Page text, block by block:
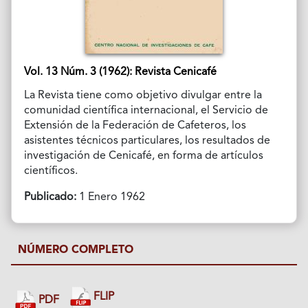
Vol. 13 Núm. 3 (1962): Revista Cenicafé
La Revista tiene como objetivo divulgar entre la
comunidad científica internacional, el Servicio de
Extensión de la Federación de Cafeteros, los
asistentes técnicos particulares, los resultados de
investigación de Cenicafé, en forma de artículos
científicos.
Publicado:1 Enero 1962
NÚMERO COMPLETO
PDF FLIP